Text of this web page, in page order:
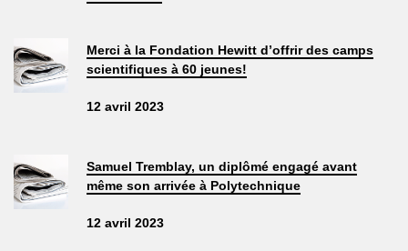
Merci à la Fondation Hewitt d’offrir des camps
scientifiques à 60 jeunes!
12 avril 2023
Samuel Tremblay, un diplômé engagé avant
même son arrivée à Polytechnique
12 avril 2023